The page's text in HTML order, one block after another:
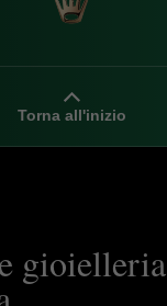
Torna all'inizio
gioielleria